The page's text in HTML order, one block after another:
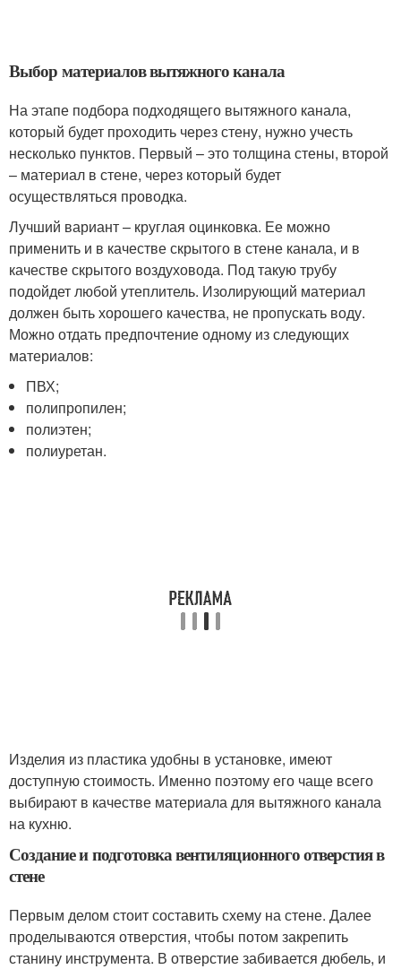
Выбор материалов вытяжного канала
На этапе подбора подходящего вытяжного канала,
который будет проходить через стену, нужно учесть
несколько пунктов. Первый – это толщина стены, второй
– материал в стене, через который будет
осуществляться проводка.
Лучший вариант – круглая оцинковка. Ее можно
применить и в качестве скрытого в стене канала, и в
качестве скрытого воздуховода. Под такую трубу
подойдет любой утеплитель. Изолирующий материал
должен быть хорошего качества, не пропускать воду.
Можно отдать предпочтение одному из следующих
материалов:
ПВХ;
полипропилен;
полиэтен;
полиуретан.
Изделия из пластика удобны в установке, имеют
доступную стоимость. Именно поэтому его чаще всего
выбирают в качестве материала для вытяжного канала
на кухню.
Создание и подготовка вентиляционного отверстия в
стене
Первым делом стоит составить схему на стене. Далее
проделываются отверстия, чтобы потом закрепить
станину инструмента. В отверстие забивается дюбель, и